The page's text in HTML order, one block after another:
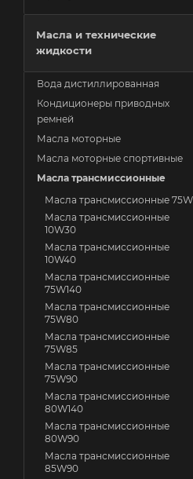
Масла и технические
жидкости
Вода дистиллированная
Кондиционеры приводных
ремней
Масла моторные
Масла моторные спортивные
Масла трансмиссионные
Масла трансмиссионные 75W
Масла трансмиссионные
10W30
Масла трансмиссионные
10W40
Масла трансмиссионные
75W140
Масла трансмиссионные
75W80
Масла трансмиссионные
75W85
Масла трансмиссионные
75W90
Масла трансмиссионные
80W140
Масла трансмиссионные
80W90
Масла трансмиссионные
85W90